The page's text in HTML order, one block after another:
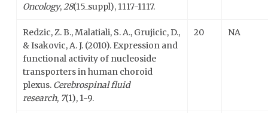
Oncology,28(15_suppl), 1117-1117.
Redzic, Z. B., Malatiali, S. A., Grujicic, D.,
& Isakovic, A. J. (2010). Expression and
functional activity of nucleoside
transporters in human choroid
plexus. Cerebrospinal fluid
research, 7(1), 1-9.
20 NA